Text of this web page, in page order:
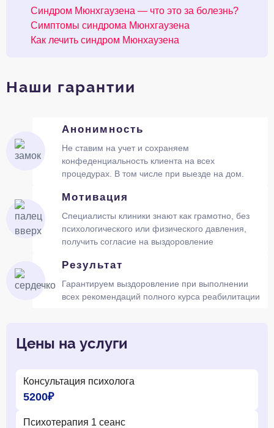
Синдром Мюнхгаузена — что это за болезнь?
Симптомы синдрома Мюнхгаузена
Как лечить синдром Мюнхаузена
Наши гарантии
Анонимность
Не ставим на учет и сохраняем
конфеденциальность клиента на всех
процедурах. В том числе при выезде на дом.
Мотивация
Специалисты клиники знают как грамотно, без
психологического или физического давления,
получить согласие на выздоровление
Результат
Гарантируем выздоровление при выполнении
всех рекомендаций полного курса реабилитации
Цены на услуги
Консультация психолога
5200₽
Психотерапия 1 сеанс